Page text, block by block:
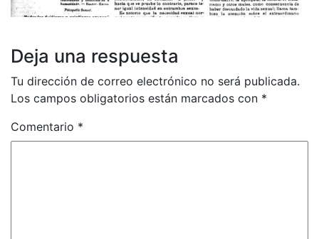
Deja una respuesta
Tu dirección de correo electrónico no será publicada.
Los campos obligatorios están marcados con *
Comentario *